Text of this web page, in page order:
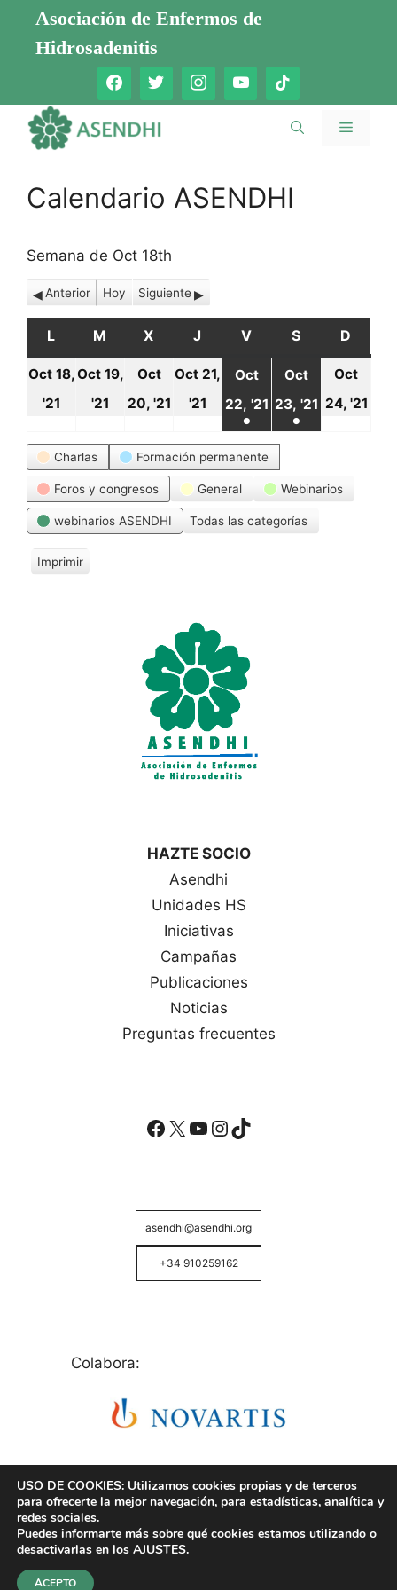
Saltar
contenido
Asociación de Enfermos de
Hidrosadenitis
Menú
Calendario ASENDHI
Semana de Oct 18th
Anterior Hoy Siguiente
L LUNES
M MARTES
X MIÉRCOLES
J JUEVES
V VIERNES
S SÁBADO
D
Oct 18,
'21
2021
Oct 19,
'21
19
2021
Oct
20, '21
20
octubre,
2021
Oct 21,
'21
21
octubre,
2021
Oct
22, '21 22
octubre,
●
(1
event)
Oct
23, '21 23
octubre,
●
event)
Oct
24, '21
Categorías
Charlas Formación permanente
Foros y congresos General Webinarios
webinarios ASENDHI Todas las categorías
Imprimir
V
HAZTE SOCIO
Asendhi
Unidades HS
Iniciativas
Campañas
Publicaciones
Noticias
Preguntas frecuentes
Facebook
X YouTube
Instagram
TikTok
asendhi@asendhi.org
+34 910259162
Colabora:
© Copyright 2026 ASENDHI - Asociación de Enfermos
USO DE COOKIES: Utilizamos cookies propias y de terceros
para ofrecerte la mejor navegación, para estadísticas, analítica y
redes sociales.
Puedes informarte más sobre qué cookies estamos utilizando o
desactivarlas en los AJUSTES.
ACEPTO